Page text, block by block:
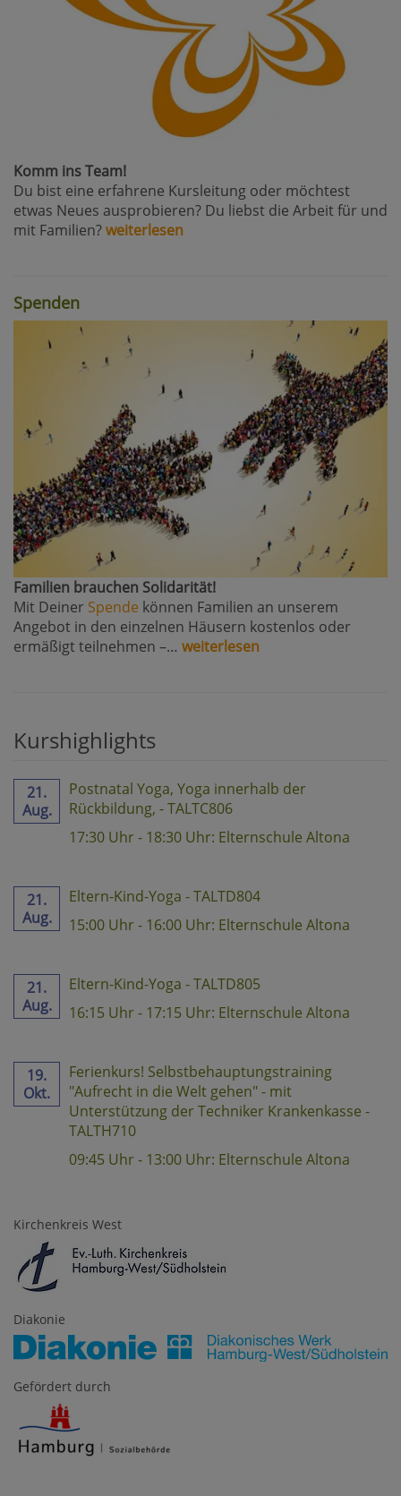
Komm ins Team!
Du bist eine erfahrene Kursleitung oder möchtest
etwas Neues ausprobieren? Du liebst die Arbeit für und
mit Familien?weiterlesen
Spenden
Familien brauchen Solidarität!
Mit Deiner Spende können Familien an unserem
Angebot in den einzelnen Häusern kostenlos oder
ermäßigt teilnehmen –… weiterlesen
Kurshighlights
21.
Aug.
Postnatal Yoga, Yoga innerhalb der
Rückbildung, - TALTC806
17:30 Uhr - 18:30 Uhr: Elternschule Altona
21.
Aug.
Eltern-Kind-Yoga - TALTD804
15:00 Uhr - 16:00 Uhr: Elternschule Altona
21.
Aug.
Eltern-Kind-Yoga - TALTD805
16:15 Uhr - 17:15 Uhr: Elternschule Altona
19.
Okt.
Ferienkurs! Selbstbehauptungstraining
"Aufrecht in die Welt gehen" - mit
Unterstützung der Techniker Krankenkasse -
TALTH710
09:45 Uhr - 13:00 Uhr: Elternschule Altona
Kirchenkreis West
Diakonie
Gefördert durch